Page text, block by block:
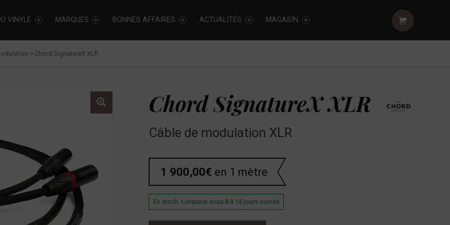
VINYLE MARQUES BONNES AFFAIRES ACTUALITÉS MAGASIN
> Chord SignatureX XLR
Chord SignatureX XLR
Câble de modulation XLR
1 900,00€ en 1 mètre
En stock. Livraison sous 8 à 15 jours ouvrés
quantité de Chord SignatureX XLR